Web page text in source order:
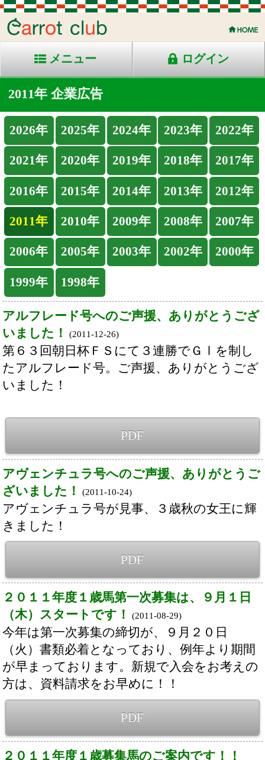
メニュー ログイン
2011年 企業広告
2026年 2025年 2024年
2021年 2020年 2019年 2018年 2017年
2016年 2015年 2014年 2013年 2012年
2011年 2010年 2009年 2008年 2007年
2006年 2005年 2003年 2002年 2000年
1998年
アルフレード号へのご声援、ありがとうござ
いました！(2011-12-26)
第６３回朝日杯ＦＳにて３連勝でＧⅠを制し
たアルフレード号。ご声援、ありがとうござ
いました！
PDF
アヴェンチュラ号へのご声援、ありがとうご
ざいました！(2011-10-24)
アヴェンチュラ号が見事、３歳秋の女王に輝
きました！
(2011-08-29)
今年は第一次募集の締切が、９月２０日
が早まっております。新規で入会をお考えの
方は、資料請求をお早めに！！
PDF
２０１１年度１歳募集馬のご案内です！！
今年も自信のラインナップでお届けする９１
頭の良駒たち。未来のＧⅠ馬はこの中に？！
資料請求はお早めに！！
PDF
リアルインパクトへのご声援、ありがとうご
ざいました！(2011-06-13)
リアルインパクトへのご声援、ありがとうご
ざいました！
PDF
早期デビューを目指す、即戦力の２歳馬を牧
場で直接見て選べる最大のチャンスです！